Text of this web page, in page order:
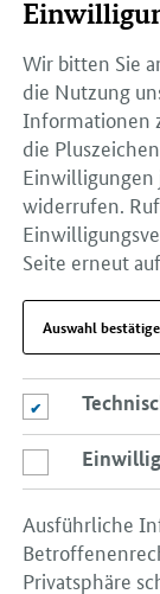
Wir bitten Sie
die Nutzung
Informationen
die
widerrufen.
Seite erneut auf.
Auswahl
Ausführliche
Privatsphäre